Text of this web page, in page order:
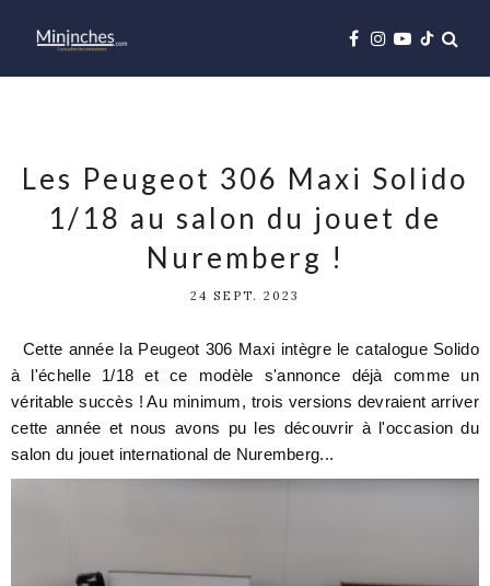
Les Peugeot 306 Maxi Solido
1/18 au salon du jouet de
Nuremberg !
24 SEPT. 2023
Cette année la Peugeot 306 Maxi intègre le catalogue Solido
à l'échelle 1/18 et ce modèle s'annonce déjà comme un
véritable succès ! Au minimum, trois versions devraient arriver
cette année et nous avons pu les découvrir à l'occasion du
salon du jouet international de Nuremberg...